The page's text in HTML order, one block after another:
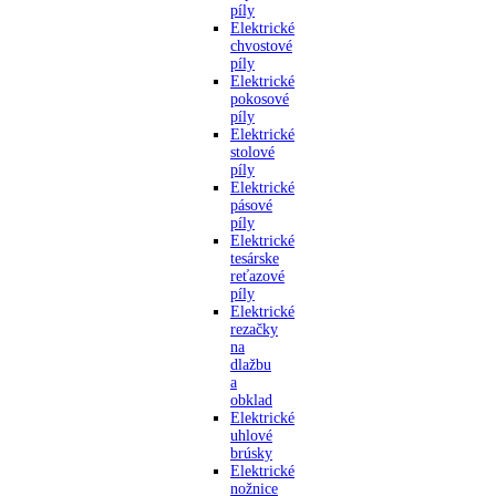
píly
Elektrické
chvostové
píly
Elektrické
pokosové
píly
Elektrické
stolové
píly
Elektrické
pásové
píly
Elektrické
tesárske
reťazové
píly
Elektrické
rezačky
na
dlažbu
a
obklad
Elektrické
uhlové
brúsky
Elektrické
nožnice